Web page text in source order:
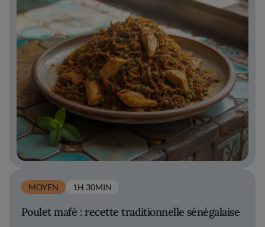
MOYEN 1H 30MIN
Poulet mafé : recette traditionnelle sénégalaise